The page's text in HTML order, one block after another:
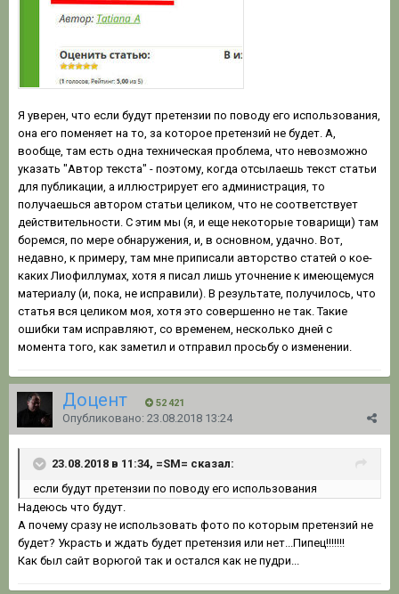
Я уверен, что если будут претензии по поводу его использования,
она его поменяет на то, за которое претензий не будет. А,
вообще, там есть одна техническая проблема, что невозможно
указать "Автор текста" - поэтому, когда отсылаешь текст статьи
для публикации, а иллюстрирует его администрация, то
получаешься автором статьи целиком, что не соответствует
действительности. С этим мы (я, и еще некоторые товарищи) там
боремся, по мере обнаружения, и, в основном, удачно. Вот,
недавно, к примеру, там мне приписали авторство статей о кое-
каких Лиофиллумах, хотя я писал лишь уточнение к имеющемуся
материалу (и, пока, не исправили). В результате, получилось, что
статья вся целиком моя, хотя это совершенно не так. Такие
ошибки там исправляют, со временем, несколько дней с
момента того, как заметил и отправил просьбу о изменении.
Доцент 52 421
Опубликовано: 23.08.2018 13:24
23.08.2018 в 11:34, =SM= сказал:
если будут претензии по поводу его использования
Надеюсь что будут.
А почему сразу не использовать фото по которым претензий не
будет? Украсть и ждать будет претензия или нет...Пипец!!!!!!!
Как был сайт ворюгой так и остался как не пудри...